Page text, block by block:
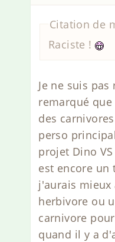
Citation de
Raciste !
Je ne suis
remarqué
des
perso
projet Dino
est encore un
j'aurais mieux
herbivore ou
carnivore
quand il y a